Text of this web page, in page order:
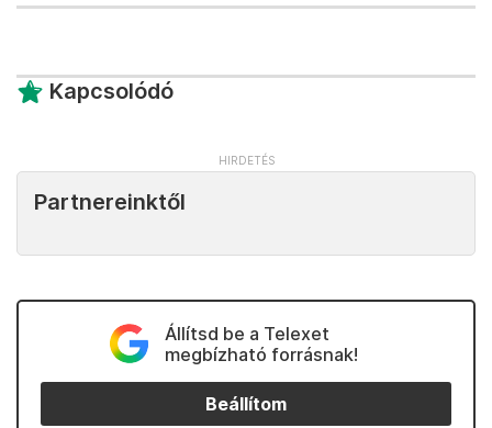
Kapcsolódó
Partnereinktől
Állítsd be a Telexet
megbízható forrásnak!
Beállítom